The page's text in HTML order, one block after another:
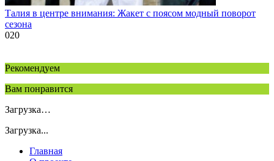
Талия в центре внимания: Жакет с поясом модный поворот
сезона
020
Рекомендуем
Вам понравится
Загрузка…
Загрузка...
Главная